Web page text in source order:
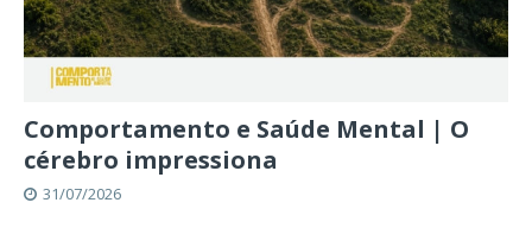
Comportamento e Saúde Mental | O
cérebro impressiona
31/07/2026